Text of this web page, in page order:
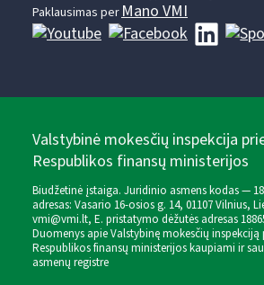
Paklausimas per Mano VMI
Valstybinė mokesčių inspekcija
Respublikos finansų ministerijos
Biudžetinė įstaiga. Juridinio asmens kodas —
adresas: Vasario 16-osios g. 14, 01107 Vilnius,
vmi@vmi.lt, E. pristatymo dėžutės adresas
Duomenys apie Valstybinę mokesčių inspekciją
Respublikos finansų ministerijos kaupiami ir
asmenų registre